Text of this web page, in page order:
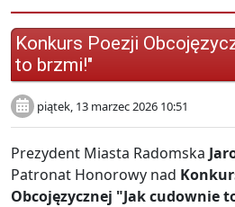
Konkurs Poezji
to brzmi!"
piątek, 13 marzec 2026 10:51
Prezydent Miasta Radomska
Patronat Honorowy nad
Obcojęzycznej "Jak cudownie